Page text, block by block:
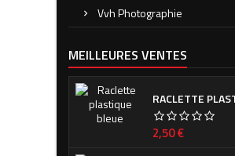
Vvh Photographie
MEILLEURES VENTES
Prix
2,50 €